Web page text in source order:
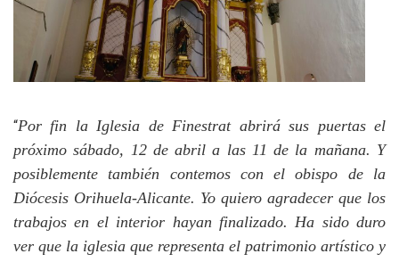
“Por fin la Iglesia de Finestrat abrirá sus puertas el
próximo sábado, 12 de abril a las 11 de la mañana. Y
posiblemente también contemos con el obispo de la
Diócesis Orihuela-Alicante. Yo quiero agradecer que los
trabajos en el interior hayan finalizado. Ha sido duro
ver que la iglesia que representa el patrimonio artístico y